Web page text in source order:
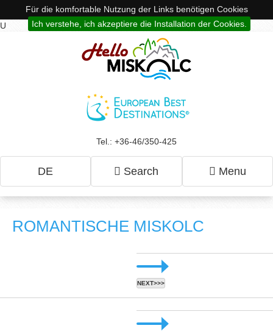
Für die komfortable Nutzung der Links benötigen Cookies
Ich verstehe, ich akzeptiere die Installation der Cookies.
U
Tel.: +36-46/350-425
DE Search Menu
ROMANTISCHE MISKOLC
NEXT>>>